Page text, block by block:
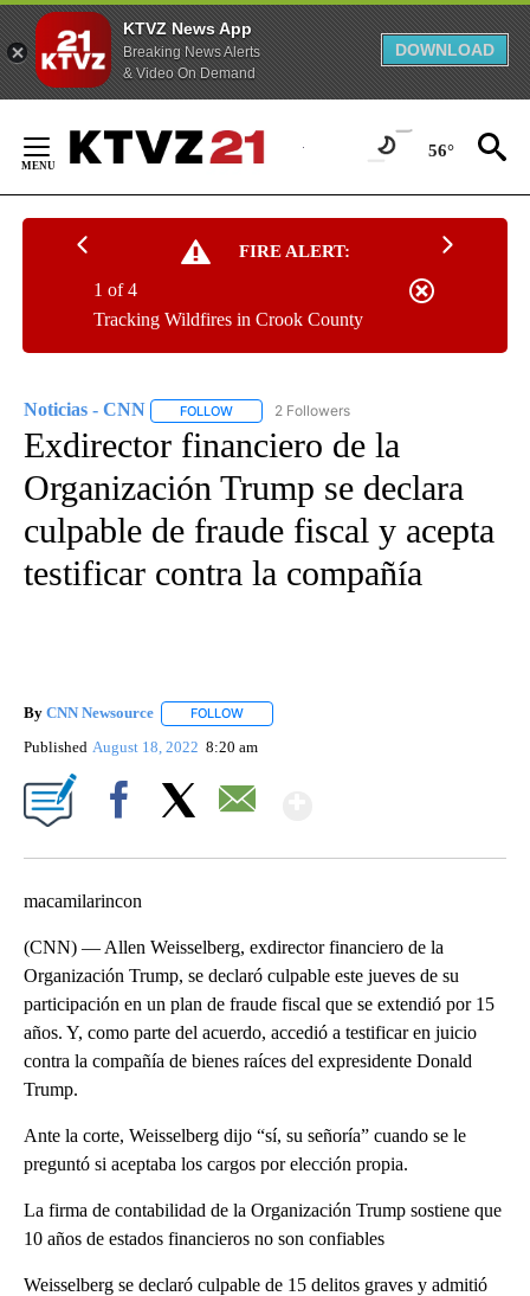
KTVZ News App
Breaking News Alerts
& Video On Demand
DOWNLOAD
Content
56°
FIRE ALERT:
Tracking Wildfires in Crook County
1 of 4
Noticias - CNN FOLLOW FOLLOW "NOTICIAS - CNN" TO RECEIVE
2 Followers
Exdirector financiero de la
Organización Trump se declara
culpable de fraude fiscal y acepta
testificar contra la compañía
By CNN Newsource FOLLOW
Published August 18, 2022 8:20 am
macamilarincon
(CNN) — Allen Weisselberg, exdirector financiero de la
Organización Trump, se declaró culpable este jueves de su
participación en un plan de fraude fiscal que se extendió por 15
años. Y, como parte del acuerdo, accedió a testificar en juicio
contra la compañía de bienes raíces del expresidente Donald
Trump.
Ante la corte, Weisselberg dijo “sí, su señoría” cuando se le
preguntó si aceptaba los cargos por elección propia.
La firma de contabilidad de la Organización Trump sostiene que
10 años de estados financieros no son confiables
Weisselberg se declaró culpable de 15 delitos graves y admitió